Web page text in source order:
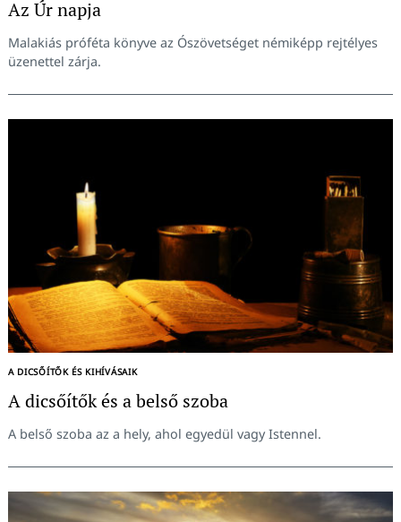
Az Úr napja
Malakiás próféta könyve az Ószövetséget némiképp rejtélyes
üzenettel zárja.
A DICSŐÍTŐK ÉS KIHÍVÁSAIK
A dicsőítők és a belső szoba
A belső szoba az a hely, ahol egyedül vagy Istennel.